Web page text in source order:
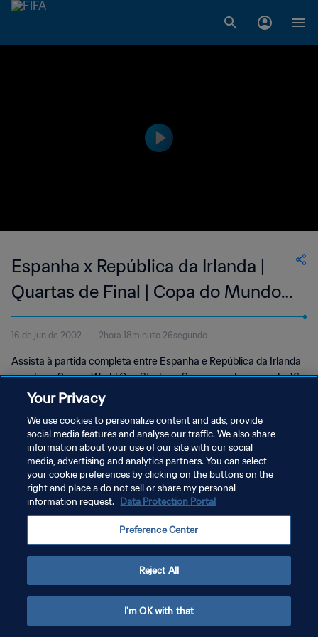
Espanha x República da Irlanda |
Quartas de Final | Copa do Mundo
FIFA de 2002, na Coreia e no Japão
| Jogo Completo
16 de jun de 2002 2hora 18minuto 26segundo
Assista à partida completa entre Espanha e República da Irlanda
jogada no Suwon World Cup Stadium, Suwon, no domingo, dia 16
de junho de 2002.
POLÍTICA DE PRIVACIDADE
TERMOS DE SERVIÇO
ADMINISTRAR AS PREFERÊNCIAS DE COOKIES
Your Privacy
We use cookies to personalize content and ads, provide
social media features and analyse our traffic. We also share
information about your use of our site with our social
media, advertising and analytics partners. You can select
your cookie preferences by clicking on the buttons on the
right and place a do not sell or share my personal
information request. Data Protection Portal
Preference Center
Reject All
I'm OK with that